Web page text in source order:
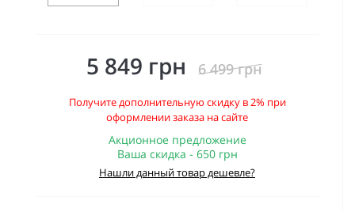
5 849 грн 6 499 грн
Получите дополнительную скидку в 2% при
оформлении заказа на сайте
Акционное предложение
Ваша скидка - 650 грн
Нашли данный товар дешевле?